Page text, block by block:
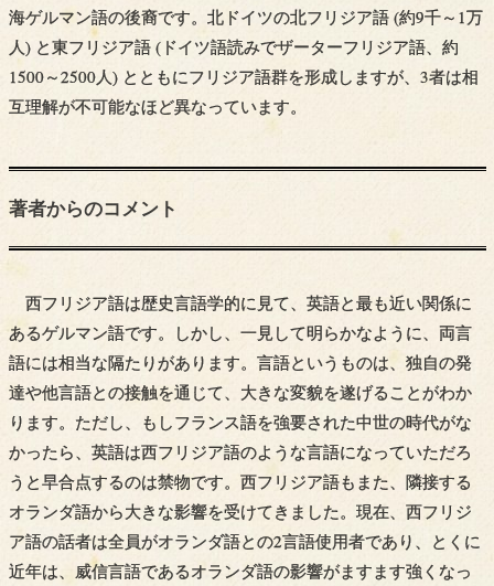
海ゲルマン語の後裔です。北ドイツの北フリジア語 (約9千～1万
人) と東フリジア語 (ドイツ語読みでザーターフリジア語、約
1500～2500人) とともにフリジア語群を形成しますが、3者は相
互理解が不可能なほど異なっています。
著者からのコメント
西フリジア語は歴史言語学的に見て、英語と最も近い関係に
あるゲルマン語です。しかし、一見して明らかなように、両言
語には相当な隔たりがあります。言語というものは、独自の発
達や他言語との接触を通じて、大きな変貌を遂げることがわか
ります。ただし、もしフランス語を強要された中世の時代がな
かったら、英語は西フリジア語のような言語になっていただろ
うと早合点するのは禁物です。西フリジア語もまた、隣接する
オランダ語から大きな影響を受けてきました。現在、西フリジ
ア語の話者は全員がオランダ語との2言語使用者であり、とくに
近年は、威信言語であるオランダ語の影響がますます強くなっ